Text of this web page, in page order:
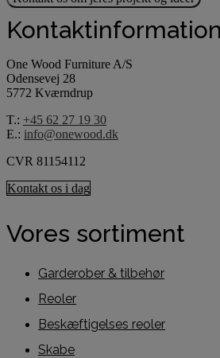
Kontaktinformation
One Wood Furniture A/S
Odensevej 28
5772 Kværndrup
T.: +45 62 27 19 30
E.: info@onewood.dk
CVR 81154112
Kontakt os i dag
Vores sortiment
Garderober & tilbehør
Reoler
Beskæftigelses reoler
Skabe